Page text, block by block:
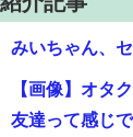
みいちゃん、
【画像】オタ
友達って感じ